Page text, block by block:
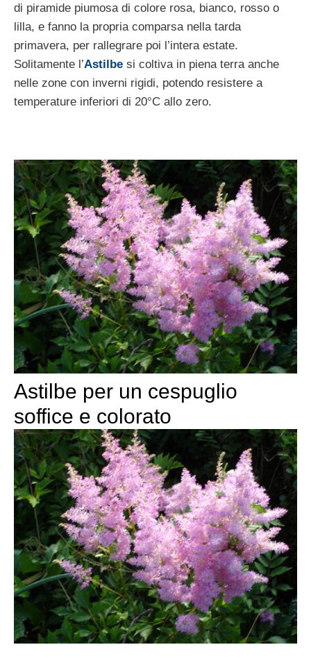
di piramide piumosa di colore rosa, bianco, rosso o
lilla, e fanno la propria comparsa nella tarda
primavera, per rallegrare poi l’intera estate.
Solitamente l’Astilbe si coltiva in piena terra anche
nelle zone con inverni rigidi, potendo resistere a
temperature inferiori di 20°C allo zero.
Astilbe per un cespuglio
soffice e colorato